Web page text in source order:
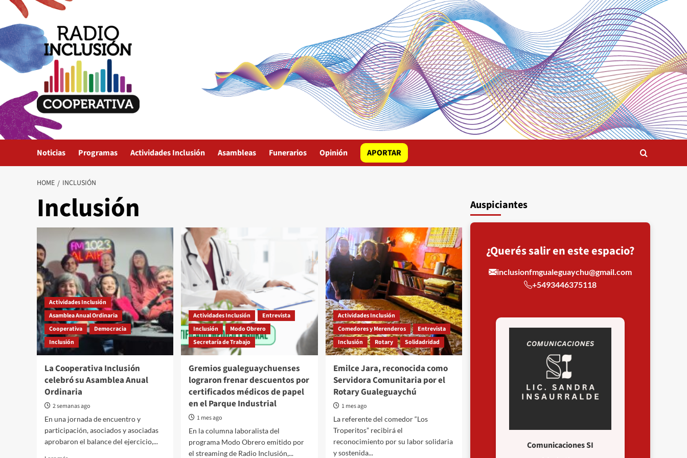
Skip
content
Noticias Programas Actividades Inclusión Asambleas Funerarios Opinión APORTAR
HOME INCLUSIÓN
Inclusión
Actividades Inclusión
Asamblea Anual Ordinaria
Cooperativa
Democracia
Inclusión
La Cooperativa Inclusión
celebró su Asamblea Anual
Ordinaria
2 semanas ago
En una jornada de encuentro y
participación, asociados y asociadas
aprobaron el balance del ejercicio,...
Actividades Inclusión
Entrevista
Inclusión
Modo Obrero
Secretaría de Trabajo
Gremios gualeguaychuenses
lograron frenar descuentos por
certificados médicos de papel
en el Parque Industrial
1 mes ago
En la columna laboralista del
programa Modo Obrero emitido por
el streaming de Radio Inclusión,...
Actividades Inclusión
Comedores y Merenderos
Entrevista
Inclusión
Rotary Solidadridad
Emilce Jara, reconocida como
Servidora Comunitaria por el
Rotary Gualeguaychú
1 mes ago
La referente del comedor “Los
Troperitos” recibirá el
reconocimiento por su labor solidaria
y sostenida...
Auspiciantes
¿Querés salir en este espacio?
inclusionfmgualeguaychu@gmail.com
+5493446375118
Comunicaciones SI